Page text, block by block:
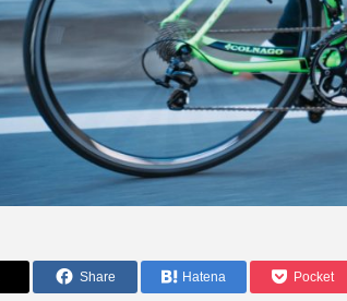
Share Hatena Pocket